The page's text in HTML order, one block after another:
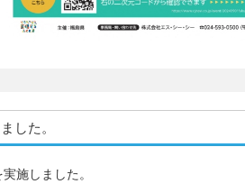
した。
施しました。